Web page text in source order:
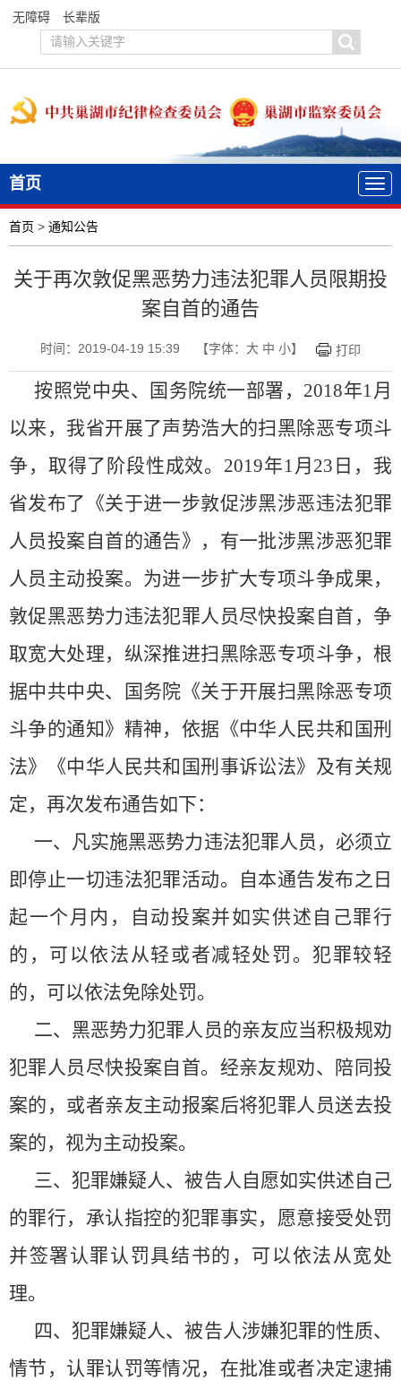
无障碍 长辈版
首页
首页 > 通知公告
关于再次敦促黑恶势力违法犯罪人员限期投
案自首的通告
时间：2019-04-19 15:39 【字体： 大 中 小】 打印
按照党中央、国务院统一部署， 2018年1月
以来，我省开展了声势浩大的扫黑除恶专项斗
争，取得了阶段性成效。2019年1月23日，我
省发布了《关于进一步敦促涉黑涉恶违法犯罪
人员投案自首的通告》，有一批涉黑涉恶犯罪
人员主动投案。为进一步扩大专项斗争成果，
敦促黑恶势力违法犯罪人员尽快投案自首，争
取宽大处理，纵深推进扫黑除恶专项斗争，根
据中共中央、国务院《关于开展扫黑除恶专项
斗争的通知》精神，依据《中华人民共和国刑
法》《中华人民共和国刑事诉讼法》及有关规
定，再次发布通告如下：
一、凡实施黑恶势力违法犯罪人员，必须立
即停止一切违法犯罪活动。自本通告发布之日
起一个月内，自动投案并如实供述自己罪行
的，可以依法从轻或者减轻处罚。犯罪较轻
的，可以依法免除处罚。
二、黑恶势力犯罪人员的亲友应当积极规劝
犯罪人员尽快投案自首。经亲友规劝、陪同投
案的，或者亲友主动报案后将犯罪人员送去投
案的，视为主动投案。
三、犯罪嫌疑人、被告人自愿如实供述自己
的罪行，承认指控的犯罪事实，愿意接受处罚
并签署认罪认罚具结书的，可以依法从宽处
理。
四、犯罪嫌疑人、被告人涉嫌犯罪的性质、
情节，认罪认罚等情况，在批准或者决定逮捕